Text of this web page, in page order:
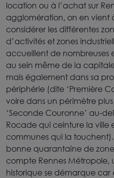
location ou à l’achat sur
agglomération, on en vient
considérer les différentes
d’activités et zones
accueillent de nombreuses
au sein même de la
mais également dans sa
périphérie (dite ‘Première
voire dans un périmètre
‘Seconde Couronne’ au-
Rocade qui ceinture la ville
communes qui la touchent).
bonne quarantaine de
compte Rennes Métropole,
historique se démarque car